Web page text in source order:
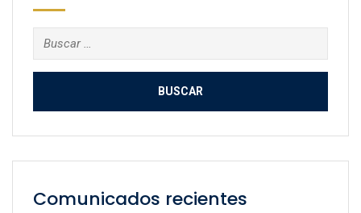
Buscar:
Comunicados recientes